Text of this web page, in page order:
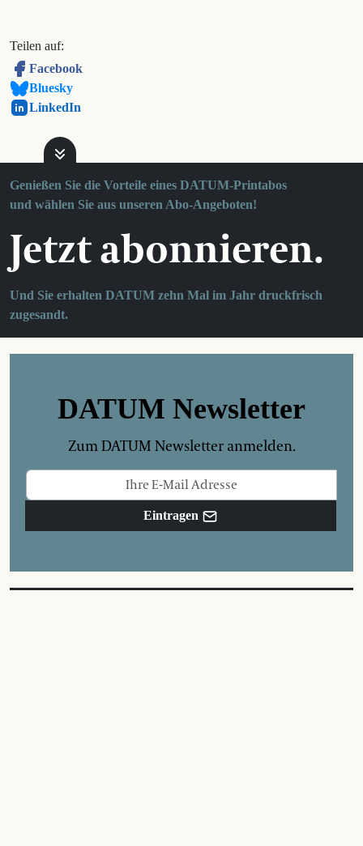
Teilen auf:
Facebook
Bluesky
LinkedIn
Genießen Sie die Vorteile eines DATUM-Printabos
und wählen Sie aus unseren Abo-Angeboten!
Jetzt abonnieren.
Und Sie erhalten DATUM zehn Mal im Jahr druckfrisch
zugesandt.
DATUM Newsletter
Zum DATUM Newsletter anmelden.
Eintragen